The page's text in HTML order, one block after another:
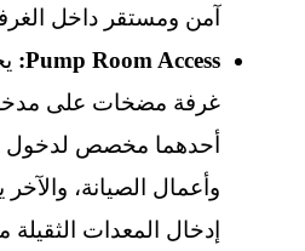
آمن ومستقر داخل
Pump Room Access:
غرفة مضخات على
أحدهما مخصص لدخول
وأعمال الصيانة،
إدخال المعدات